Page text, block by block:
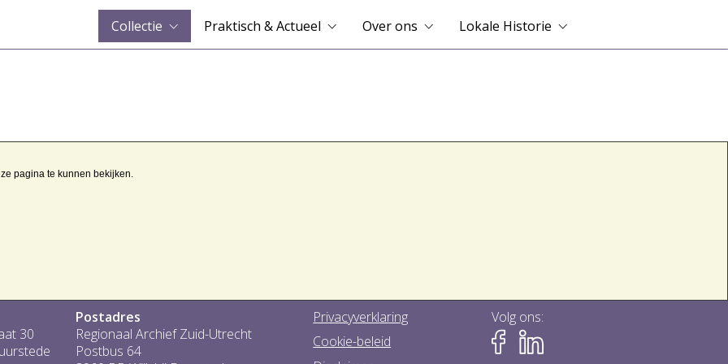
Collectie Praktisch & Actueel Over ons Lokale Historie
pagina te kunnen bekijken.
30
Postadres
Regionaal Archief Zuid-Utrecht
Postbus 64
Privacyverklaring
Cookie-beleid
Volg ons: